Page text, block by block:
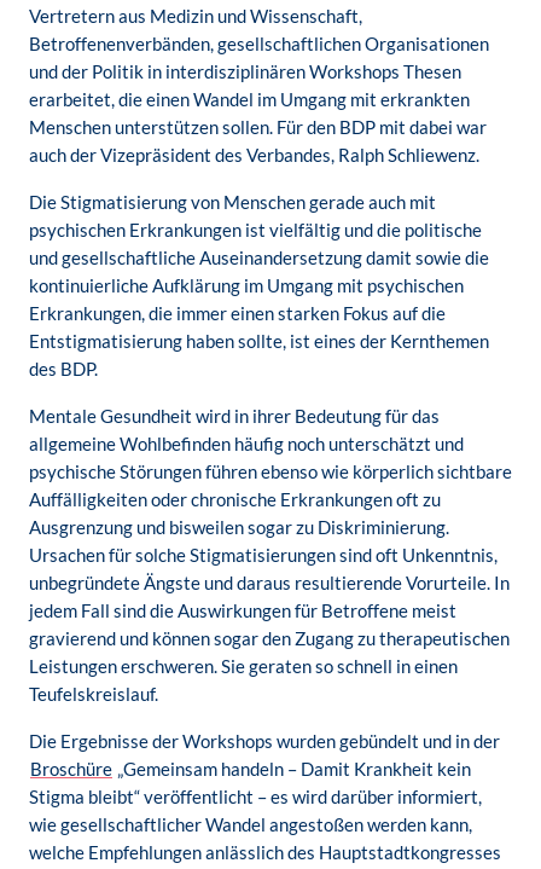
Vertretern aus Medizin und Wissenschaft,
Betroffenenverbänden, gesellschaftlichen Organisationen
und der Politik in interdisziplinären Workshops Thesen
erarbeitet, die einen Wandel im Umgang mit erkrankten
Menschen unterstützen sollen. Für den BDP mit dabei war
auch der Vizepräsident des Verbandes, Ralph Schliewenz.
Die Stigmatisierung von Menschen gerade auch mit
psychischen Erkrankungen ist vielfältig und die politische
und gesellschaftliche Auseinandersetzung damit sowie die
kontinuierliche Aufklärung im Umgang mit psychischen
Erkrankungen, die immer einen starken Fokus auf die
Entstigmatisierung haben sollte, ist eines der Kernthemen
des BDP.
Mentale Gesundheit wird in ihrer Bedeutung für das
allgemeine Wohlbefinden häufig noch unterschätzt und
psychische Störungen führen ebenso wie körperlich sichtbare
Auffälligkeiten oder chronische Erkrankungen oft zu
Ausgrenzung und bisweilen sogar zu Diskriminierung.
Ursachen für solche Stigmatisierungen sind oft Unkenntnis,
unbegründete Ängste und daraus resultierende Vorurteile. In
jedem Fall sind die Auswirkungen für Betroffene meist
gravierend und können sogar den Zugang zu therapeutischen
Leistungen erschweren. Sie geraten so schnell in einen
Teufelskreislauf.
Die Ergebnisse der Workshops wurden gebündelt und in der
Broschüre „Gemeinsam handeln – Damit Krankheit kein
Stigma bleibt“ veröffentlicht – es wird darüber informiert,
wie gesellschaftlicher Wandel angestoßen werden kann,
welche Empfehlungen anlässlich des Hauptstadtkongresses